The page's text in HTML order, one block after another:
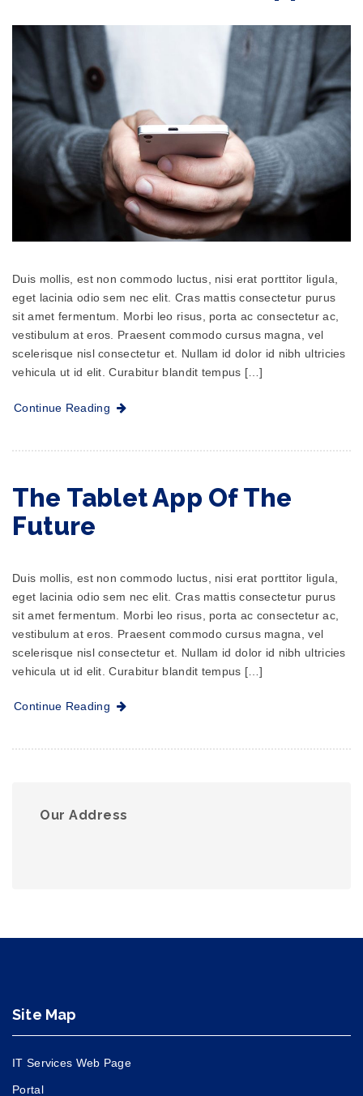
Duis mollis, est non commodo luctus, nisi erat porttitor ligula,
eget lacinia odio sem nec elit. Cras mattis consectetur purus
sit amet fermentum. Morbi leo risus, porta ac consectetur ac,
vestibulum at eros. Praesent commodo cursus magna, vel
scelerisque nisl consectetur et. Nullam id dolor id nibh ultricies
vehicula ut id elit. Curabitur blandit tempus […]
Continue Reading
The Tablet App Of The
Future
Duis mollis, est non commodo luctus, nisi erat porttitor ligula,
eget lacinia odio sem nec elit. Cras mattis consectetur purus
sit amet fermentum. Morbi leo risus, porta ac consectetur ac,
vestibulum at eros. Praesent commodo cursus magna, vel
scelerisque nisl consectetur et. Nullam id dolor id nibh ultricies
vehicula ut id elit. Curabitur blandit tempus […]
Continue Reading
Our Address
Site Map
IT Services Web Page
Portal